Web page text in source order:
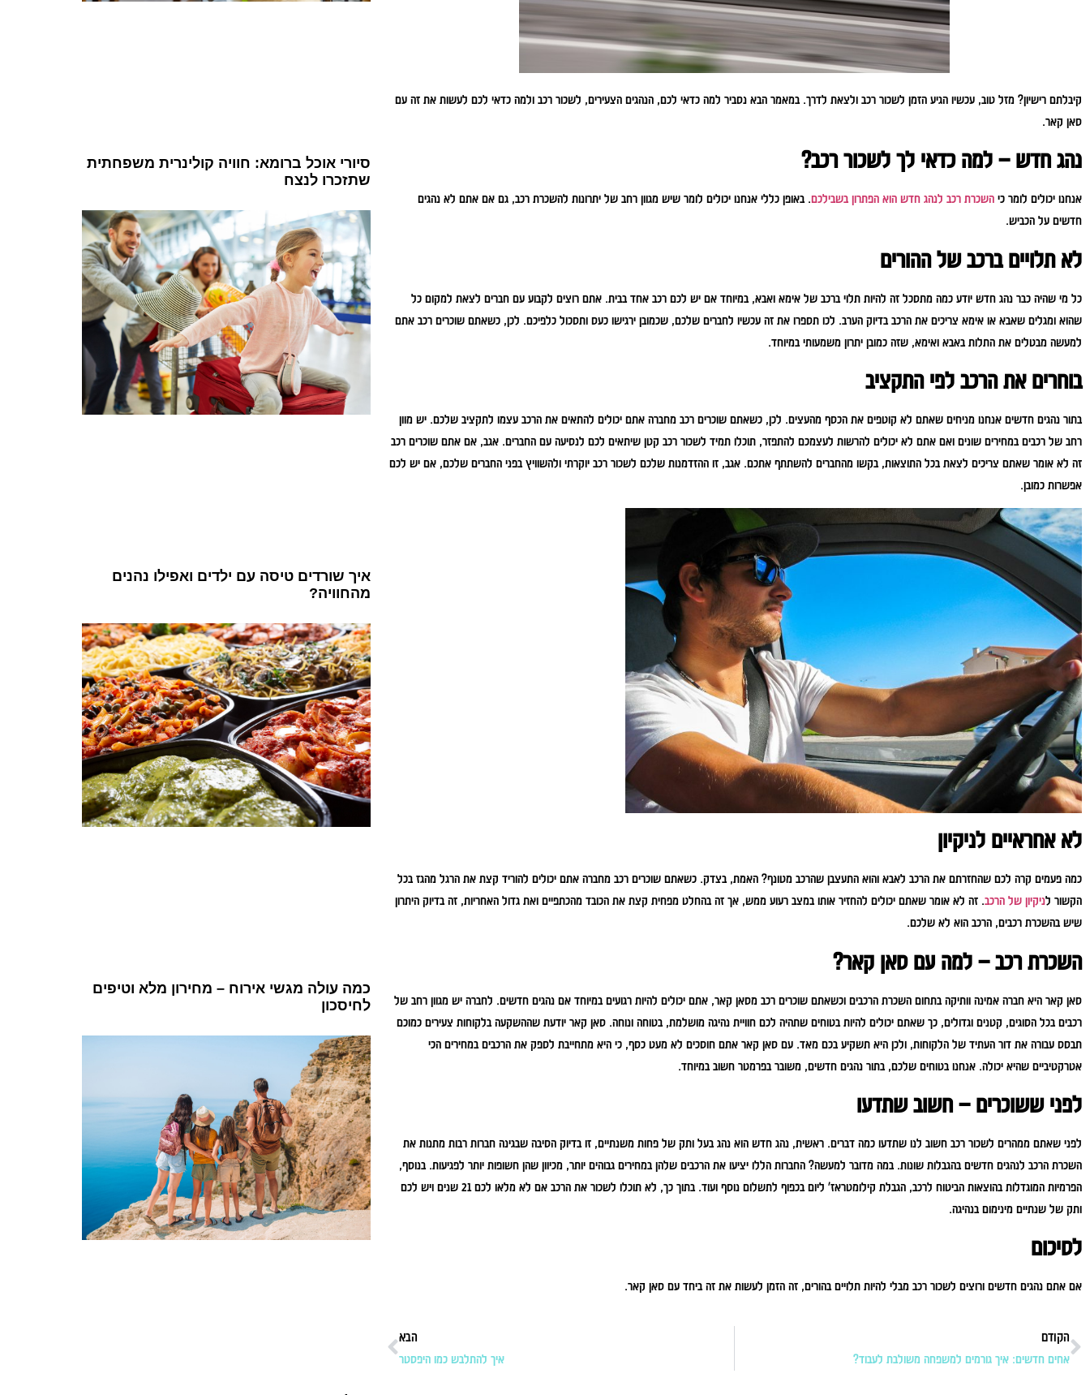
קיבלתם רישיון? מזל טוב, עכשיו הגיע הזמן לשכור רכב ולצאת לדרך. במאמר הבא נסביר למה כדאי לכם, הנהגים הצעירים, לשכור רכב ולמה כדאי לכם לעשות את זה עם
סאן קאר.
נהג חדש – למה כדאי לך לשכור רכב?
אנחנו יכולים לומר כי השכרת רכב לנהג חדש הוא הפתרון בשבילכם. באופן כללי אנחנו יכולים לומר שיש מגוון רחב של יתרונות להשכרת רכב, גם אם אתם לא נהגים
חדשים על הכביש.
לא תלויים ברכב של ההורים
כל מי שהיה כבר נהג חדש יודע כמה מתסכל זה להיות תלוי ברכב של אימא ואבא, במיוחד אם יש לכם רכב אחד בבית. אתם רוצים לקבוע עם חברים לצאת למקום כל
שהוא ומגלים שאבא או אימא צריכים את הרכב בדיוק הערב. לכו תספרו את זה עכשיו לחברים שלכם, שכמובן ירגישו כעס ותסכול כלפיכם. לכן, כשאתם שוכרים רכב אתם
למעשה מבטלים את התלות באבא ואימא, שזה כמובן יתרון משמעותי במיוחד.
בוחרים את הרכב לפי התקציב
בתור נהגים חדשים אנחנו מניחים שאתם לא קוטפים את הכסף מהעצים. לכן, כשאתם שוכרים רכב מחברה אתם יכולים להתאים את הרכב עצמו לתקציב שלכם. יש מוון
רחב של רכבים במחירים שונים ואם אתם לא יכולים להרשות לעצמכם להתפזר, תוכלו תמיד לשכור רכב קטן שיתאים לכם לנסיעה עם החברים. אגב, אם אתם שוכרים רכב
זה לא אומר שאתם צריכים לצאת בכל התוצאות, בקשו מהחברים להשתתף אתכם. אגב, זו ההזדמנות שלכם לשכור רכב יוקרתי ולהשוויץ בפני החברים שלכם, אם יש לכם
אפשרות כמובן.
לא אחראיים לניקיון
כמה פעמים קרה לכם שהחזרתם את הרכב לאבא והוא התעצבן שהרכב מטונף? האמת, בצדק. כשאתם שוכרים רכב מחברה אתם יכולים להוריד קצת את הרגל מהגז בכל
הקשור לניקיון של הרכב. זה לא אומר שאתם יכולים להחזיר אותו במצב רעוע ממש, אך זה בהחלט מפחית קצת את הכובד מהכתפיים ואת גדול האחריות, זה בדיוק היתרון
שיש בהשכרת רכבים, הרכב הוא לא שלכם.
השכרת רכב – למה עם סאן קאר?
סאן קאר היא חברה אמינה וותיקה בתחום השכרת הרכבים וכשאתם שוכרים רכב מסאן קאר, אתם יכולים להיות רגועים במיוחד אם נהגים חדשים. לחברה יש מגוון רחב של
רכבים בכל הסוגים, קטנים וגדולים, כך שאתם יכולים להיות בטוחים שתהיה לכם חוויית נהיגה מושלמת, בטוחה ונוחה. סאן קאר יודעת שההשקעה בלקוחות צעירים כמוכם
תבסס עבורה את דור העתיד של הלקוחות, ולכן היא תשקיע בכם מאד. עם סאן קאר אתם חוסכים לא מעט כסף, כי היא מתחייבת לספק את הרכבים במחירים הכי
אטרקטיביים שהיא יכולה. אנחנו בטוחים שלכם, בתור נהגים חדשים, משובר בפרמטר חשוב במיוחד.
לפני ששוכרים – חשוב שתדעו
לפני שאתם ממהרים לשכור רכב חשוב לנו שתדעו כמה דברים. ראשית, נהג חדש הוא נהג בעל ותק של פחות משנתיים, זו בדיוק הסיבה שבגינה חברות רבות מתנות את
השכרת הרכב לנהגים חדשים בהגבלות שונות. במה מדובר למעשה? החברות הללו יציעו את הרכבים שלהן במחירים גבוהים יותר, מכיוון שהן חשופות יותר לפגיעות. בנוסף,
הפרמיות המוגדלות בהוצאות הביטוח לרכב, הגבלת קילומטראז’ ליום בכפוף לתשלום נוסף ועוד. בתוך כך, לא תוכלו לשכור את הרכב אם לא מלאו לכם 21 שנים ויש לכם
ותק של שנתיים מינימום בנהיגה.
לסיכום
אם אתם נהגים חדשים ורוצים לשכור רכב מבלי להיות תלויים בהורים, זה הזמן לעשות את זה ביחד עם סאן קאר.
הקודם
אחים חדשים: איך גורמים למשפחה משולבת לעבוד?
הבא
איך להתלבש כמו היפסטר
סיורי אוכל ברומא: חוויה קולינרית משפחתית
שתזכרו לנצח
איך שורדים טיסה עם ילדים ואפילו נהנים
מהחוויה?
כמה עולה מגשי אירוח – מחירון מלא וטיפים
לחיסכון